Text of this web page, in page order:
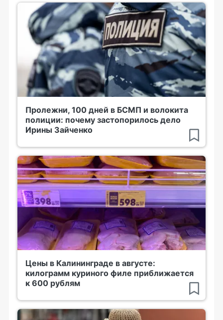
Пролежни, 100 дней в БСМП и волокита
полиции: почему застопорилось дело
Ирины Зайченко
Цены в Калининграде в августе:
килограмм куриного филе приближается
к 600 рублям